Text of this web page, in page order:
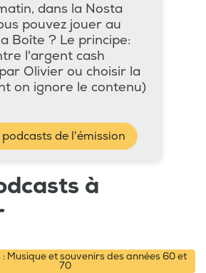
dans la Nosta
pouvez jouer au
Boîte ? Le principe:
l'argent cash
Olivier ou choisir la
on ignore le contenu)
podcasts de l'émission
à
Musique et souvenirs des années 60 et
70